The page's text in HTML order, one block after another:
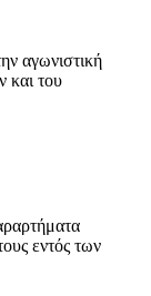
αγωνιστική
και του
εντός των